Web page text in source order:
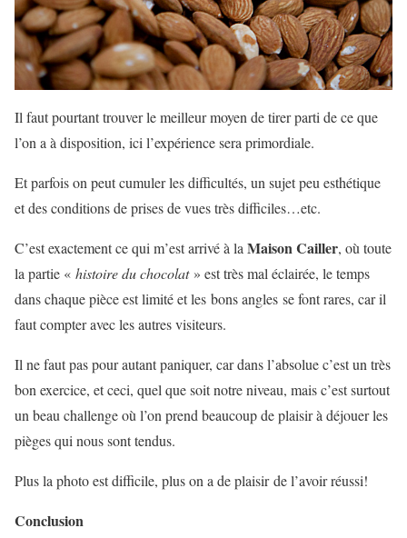
Il faut pourtant trouver le meilleur moyen de tirer parti de ce que
l’on a à disposition, ici l’expérience sera primordiale.
Et parfois on peut cumuler les difficultés, un sujet peu esthétique
et des conditions de prises de vues très difficiles…etc.
C’est exactement ce qui m’est arrivé à la Maison Cailler, où toute
la partie « histoire du chocolat» est très mal éclairée, le temps
dans chaque pièce est limité et les bons angles se font rares, car il
faut compter avec les autres visiteurs.
Il ne faut pas pour autant paniquer, car dans l’absolue c’est un très
bon exercice, et ceci, quel que soit notre niveau, mais c’est surtout
un beau challenge où l’on prend beaucoup de plaisir à déjouer les
pièges qui nous sont tendus.
Plus la photo est difficile, plus on a de plaisir de l’avoir réussi!
Conclusion